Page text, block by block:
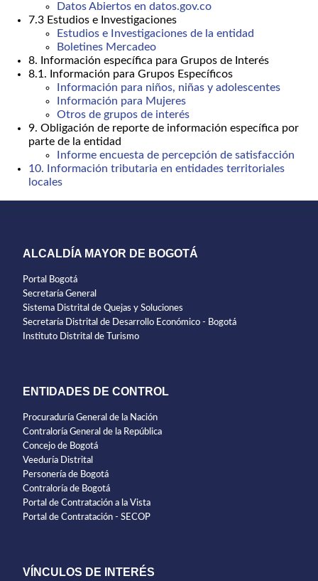
Datos Abiertos en datos.gov.co
7.3 Estudios e Investigaciones
Estudios e Investigaciones de la entidad
Boletines Mercadeo
8. Información específica para Grupos de Interés
8.1. Información para Grupos Específicos
Información para niños, niñas y adolescentes
Información para Mujeres
Otros de grupos de interés
9. Obligación de reporte de información específica por
parte de la entidad
Informe encuesta de percepción de satisfacción
10. Información tributaria en entidades territoriales
locales
ALCALDÍA MAYOR DE BOGOTÁ
Portal Bogotá
Secretaría General
Sistema Distrital de Quejas y Soluciones
Secretaría Distrital de Desarrollo Económico - Bogotá
Instituto Distrital de Turismo
ENTIDADES DE CONTROL
Procuraduría General de la Nación
Contraloría General de la República
Concejo de Bogotá
Veeduría Distrital
Personería de Bogotá
Contraloría de Bogotá
Portal de Contratación a la Vista
Portal de Contratación - SECOP
VÍNCULOS DE INTERÉS